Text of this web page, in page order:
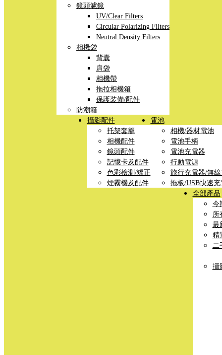
鏡頭濾鏡
UV/Clear Filters
Circular Polarizing Filters
Neutral Density Filters
相機袋
背囊
肩袋
相機帶
拖拉相機箱
保護裝備/配件
防潮箱
攝影配件
托架套籠
相機配件
鏡頭配件
記憶卡及配件
色彩檢測/矯正
煙霧機及配件
電池
相機/器材電池
電池手柄
電池充電器
行動電源
旅行充電器/無
拖板/USB快速充
全部產品
今
所
最
精
二
攝